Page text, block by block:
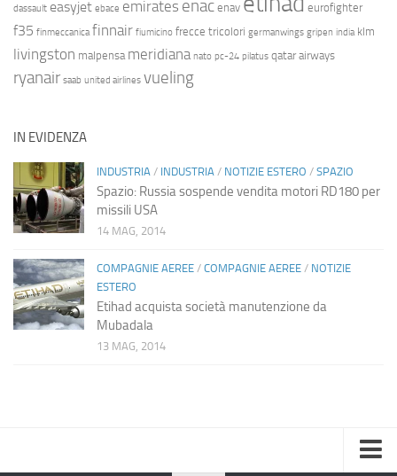
dassault easyjet ebace emirates enac enav eurofighter
f35 finmeccanica finnair fiumicino frecce tricolori germanwings gripen india klm
livingston malpensa meridiana nato pc-24 pilatus qatar airways
ryanair saab united airlines vueling
IN EVIDENZA
INDUSTRIA / INDUSTRIA / NOTIZIE ESTERO / SPAZIO
Spazio: Russia sospende vendita motori RD180 per
missili USA
14 MAG, 2014
COMPAGNIE AEREE / COMPAGNIE AEREE / NOTIZIE
ESTERO
Etihad acquista società manutenzione da
Mubadala
13 MAG, 2014